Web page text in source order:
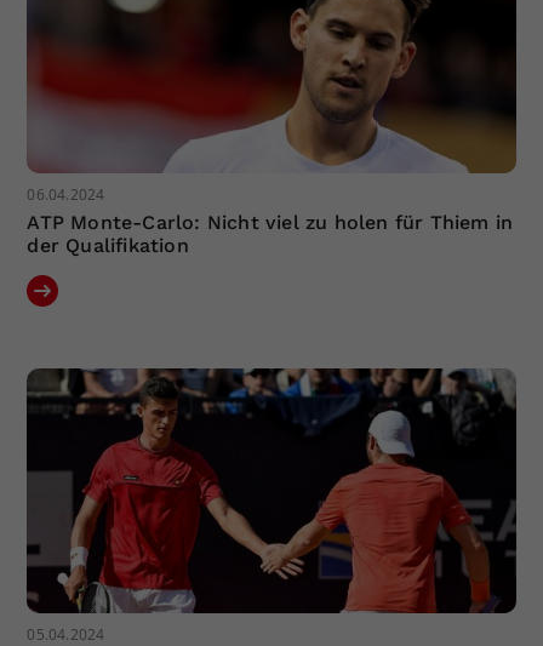
06.04.2024
ATP Monte-Carlo: Nicht viel zu holen für Thiem in
der Qualifikation
05.04.2024